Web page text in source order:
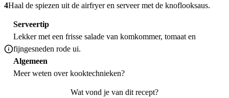
4Haal de spiezen uit de airfryer en serveer met de knoflooksaus.
Serveertip
Lekker met een frisse salade van komkommer, tomaat en
fijngesneden rode ui.
Algemeen
Meer weten overkooktechnieken?
Wat vond je van dit recept?